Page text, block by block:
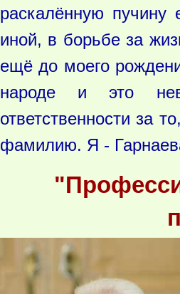
раскалённую
иной, в борьбе за
ещё до моего
народе и это
ответственности за
фамилию. Я -